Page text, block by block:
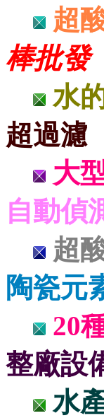
超
棒批發
水
超過濾
大
自動偵
超
陶瓷元
20
整廠設
水